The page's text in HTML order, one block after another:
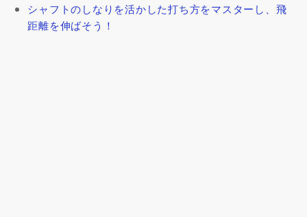
シャフトのしなりを活かした打ち方をマスターし、飛
距離を伸ばそう！